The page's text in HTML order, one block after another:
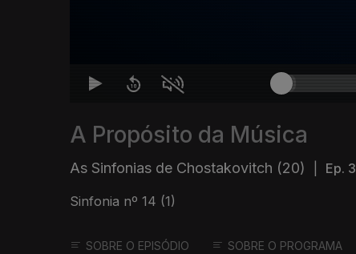
A Propósito da Música
As Sinfonias de Chostakovitch (20) Ep. 3
Sinfonia nº 14 (1)
SOBRE O EPISÓDIO SOBRE O PROGRAMA